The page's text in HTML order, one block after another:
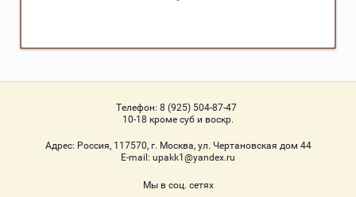
Телефон: 8 (925) 504-87-47
10-18 кроме суб и воскр.
Адрес: Россия, 117570, г. Москва, ул. Чертановская дом 44
Е-mail: upakk1@yandex.ru
Мы в соц. сетях